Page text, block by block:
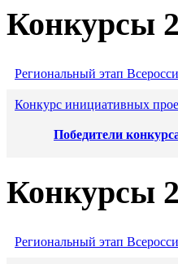
Конкурсы
Региональный этап
Конкурс инициативных
Победители
Конкурсы
Региональный этап